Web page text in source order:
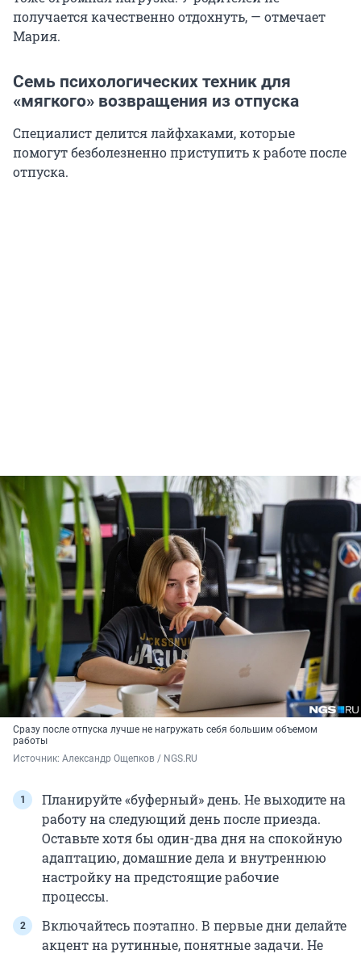
получается качественно отдохнуть, — отмечает
Мария.
Семь психологических техник для
«мягкого» возвращения из отпуска
Специалист делится лайфхаками, которые
помогут безболезненно приступить к работе после
отпуска.
Сразу после отпуска лучше не нагружать себя большим объемом
работы
Источник: Александр Ощепков / NGS.RU
Планируйте «буферный» день. Не выходите на
работу на следующий день после приезда.
Оставьте хотя бы один-два дня на спокойную
адаптацию, домашние дела и внутреннюю
настройку на предстоящие рабочие
процессы.
Включайтесь поэтапно. В первые дни делайте
акцент на рутинные, понятные задачи. Не